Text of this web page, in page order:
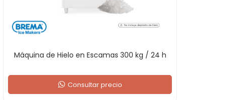
Máquina de Hielo en Escamas 300 kg / 24 h
Consultar precio